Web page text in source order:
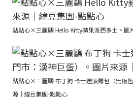
點點心×三麗鷗 Hello Kitty蘋果派西多士。圖
點點心×三麗鷗 布丁狗 卡士達菠蘿包（無販
源｜緯豆集團-點點心